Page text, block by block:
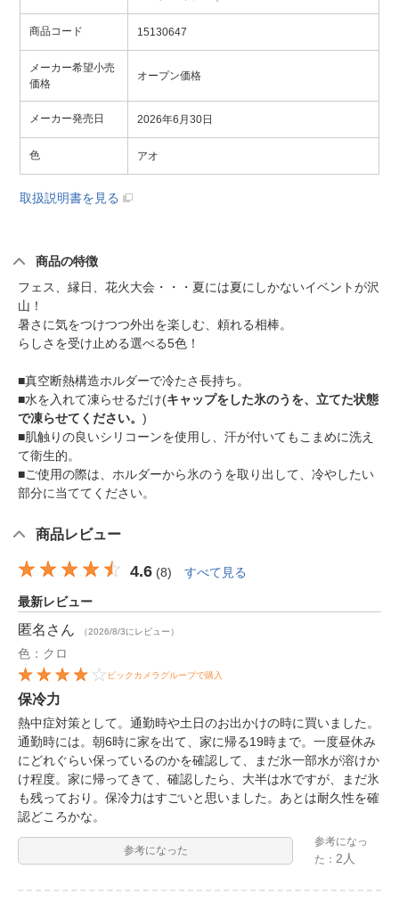
商品コード 15130647
メーカー希望小売
価格
オープン価格
メーカー発売日 2026年6月30日
色 アオ
取扱説明書を見る
商品の特徴
フェス、縁日、花火大会・・・夏には夏にしかないイベントが沢
山！
暑さに気をつけつつ外出を楽しむ、頼れる相棒。
らしさを受け止める選べる5色！
■真空断熱構造ホルダーで冷たさ長持ち。
■水を入れて凍らせるだけ(キャップをした氷のうを、立てた状態
で凍らせてください。 )
■肌触りの良いシリコーンを使用し、汗が付いてもこまめに洗え
て衛生的。
■ご使用の際は、ホルダーから氷のうを取り出して、冷やしたい
部分に当ててください。
商品レビュー
4.6 (8) すべて見る
最新レビュー
匿名 さん （2026/8/3にレビュー）
色：クロ
ビックカメラグループで購入
保冷力
熱中症対策として。通勤時や土日のお出かけの時に買いました。
通勤時には。朝6時に家を出て、家に帰る19時まで。一度昼休み
にどれぐらい保っているのかを確認して、まだ氷一部水が溶けか
け程度。家に帰ってきて、確認したら、大半は水ですが、まだ氷
も残っており。保冷力はすごいと思いました。あとは耐久性を確
認どころかな。
参考になった
参考になっ
た：2人